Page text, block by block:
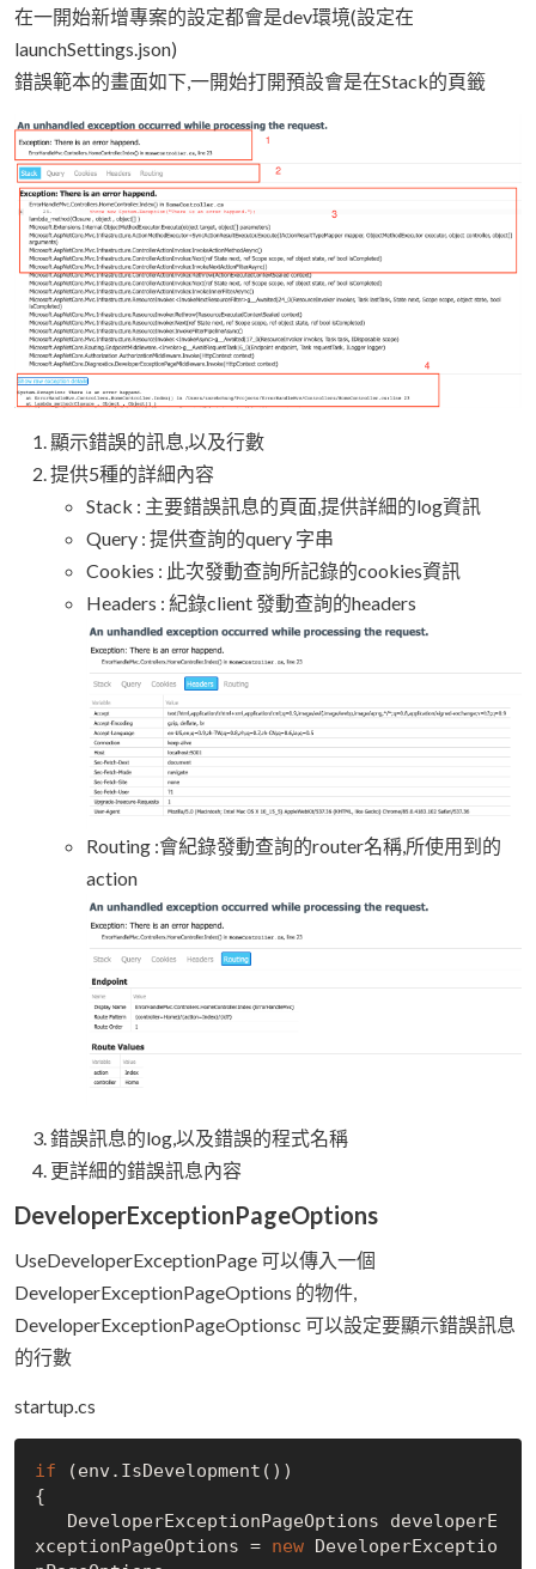
在一開始新增專案的設定都會是dev環境(設定在
launchSettings.json)
錯誤範本的畫面如下,一開始打開預設會是在Stack的頁籤
顯示錯誤的訊息,以及行數
提供5種的詳細內容
Stack : 主要錯誤訊息的頁面,提供詳細的log資訊
Query : 提供查詢的query 字串
Cookies : 此次發動查詢所記錄的cookies資訊
Headers : 紀錄client 發動查詢的headers
Routing :會紀錄發動查詢的router名稱,所使用到的
action
錯誤訊息的log,以及錯誤的程式名稱
更詳細的錯誤訊息內容
DeveloperExceptionPageOptions
UseDeveloperExceptionPage 可以傳入一個
DeveloperExceptionPageOptions 的物件,
DeveloperExceptionPageOptionsc 可以設定要顯示錯誤訊息
的行數
startup.cs
if (env. IsDevelopment() )
{
xceptionPageOptions = new DeveloperExceptio